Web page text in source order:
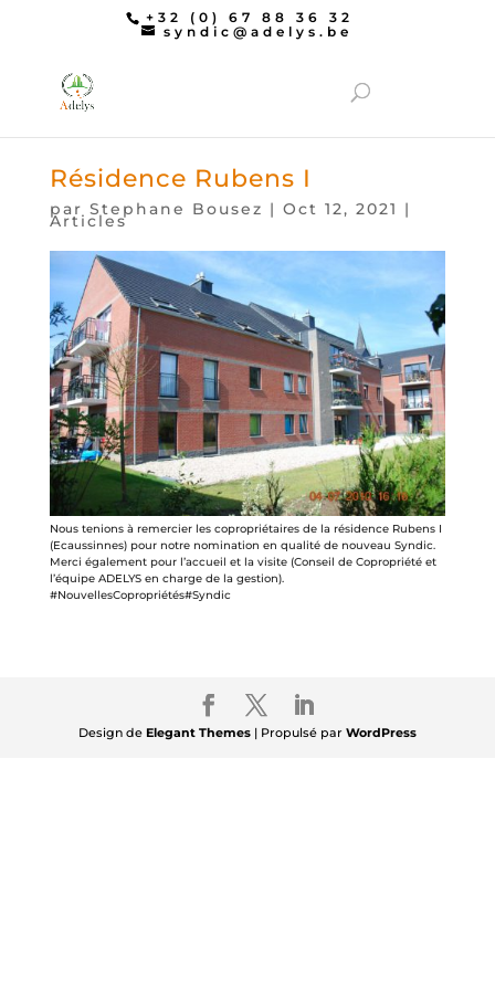
+32 (0) 67 88 36 32
syndic@adelys.be
Résidence Rubens I
par Stephane Bousez | Oct 12, 2021 |
Articles
Nous tenions à remercier les copropriétaires de la résidence Rubens I
(Ecaussinnes) pour notre nomination en qualité de nouveau Syndic.
Merci également pour l’accueil et la visite (Conseil de Copropriété et
l’équipe ADELYS en charge de la gestion).
#NouvellesCopropriétés#Syndic
Design de Elegant Themes| Propulsé par WordPress